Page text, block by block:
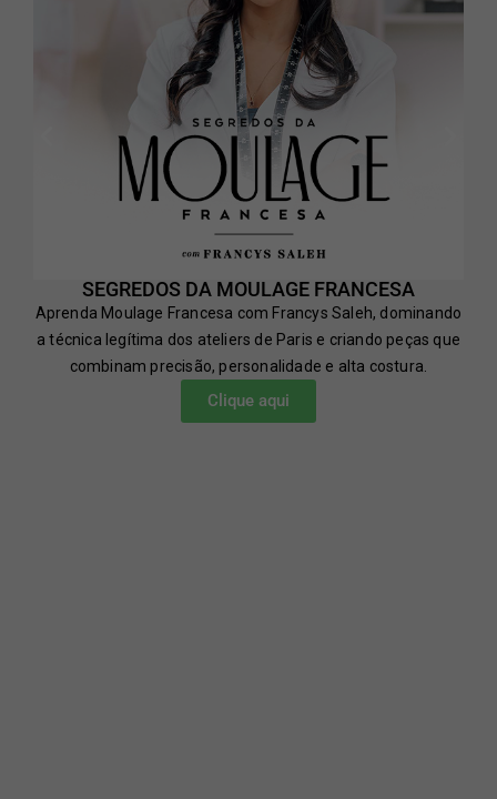
SEGREDOS DA MOULAGE FRANCESA
Aprenda Moulage Francesa com Francys Saleh, dominando
a técnica legítima dos ateliers de Paris e criando peças que
combinam precisão, personalidade e alta costura.
Clique aqui